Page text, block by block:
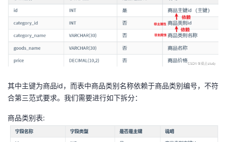
其中主键为商品id，而表中商品类别名称依赖于商品类别编号，不符
合第三范式要求。我们需要进行如下拆分：
商品类别表: